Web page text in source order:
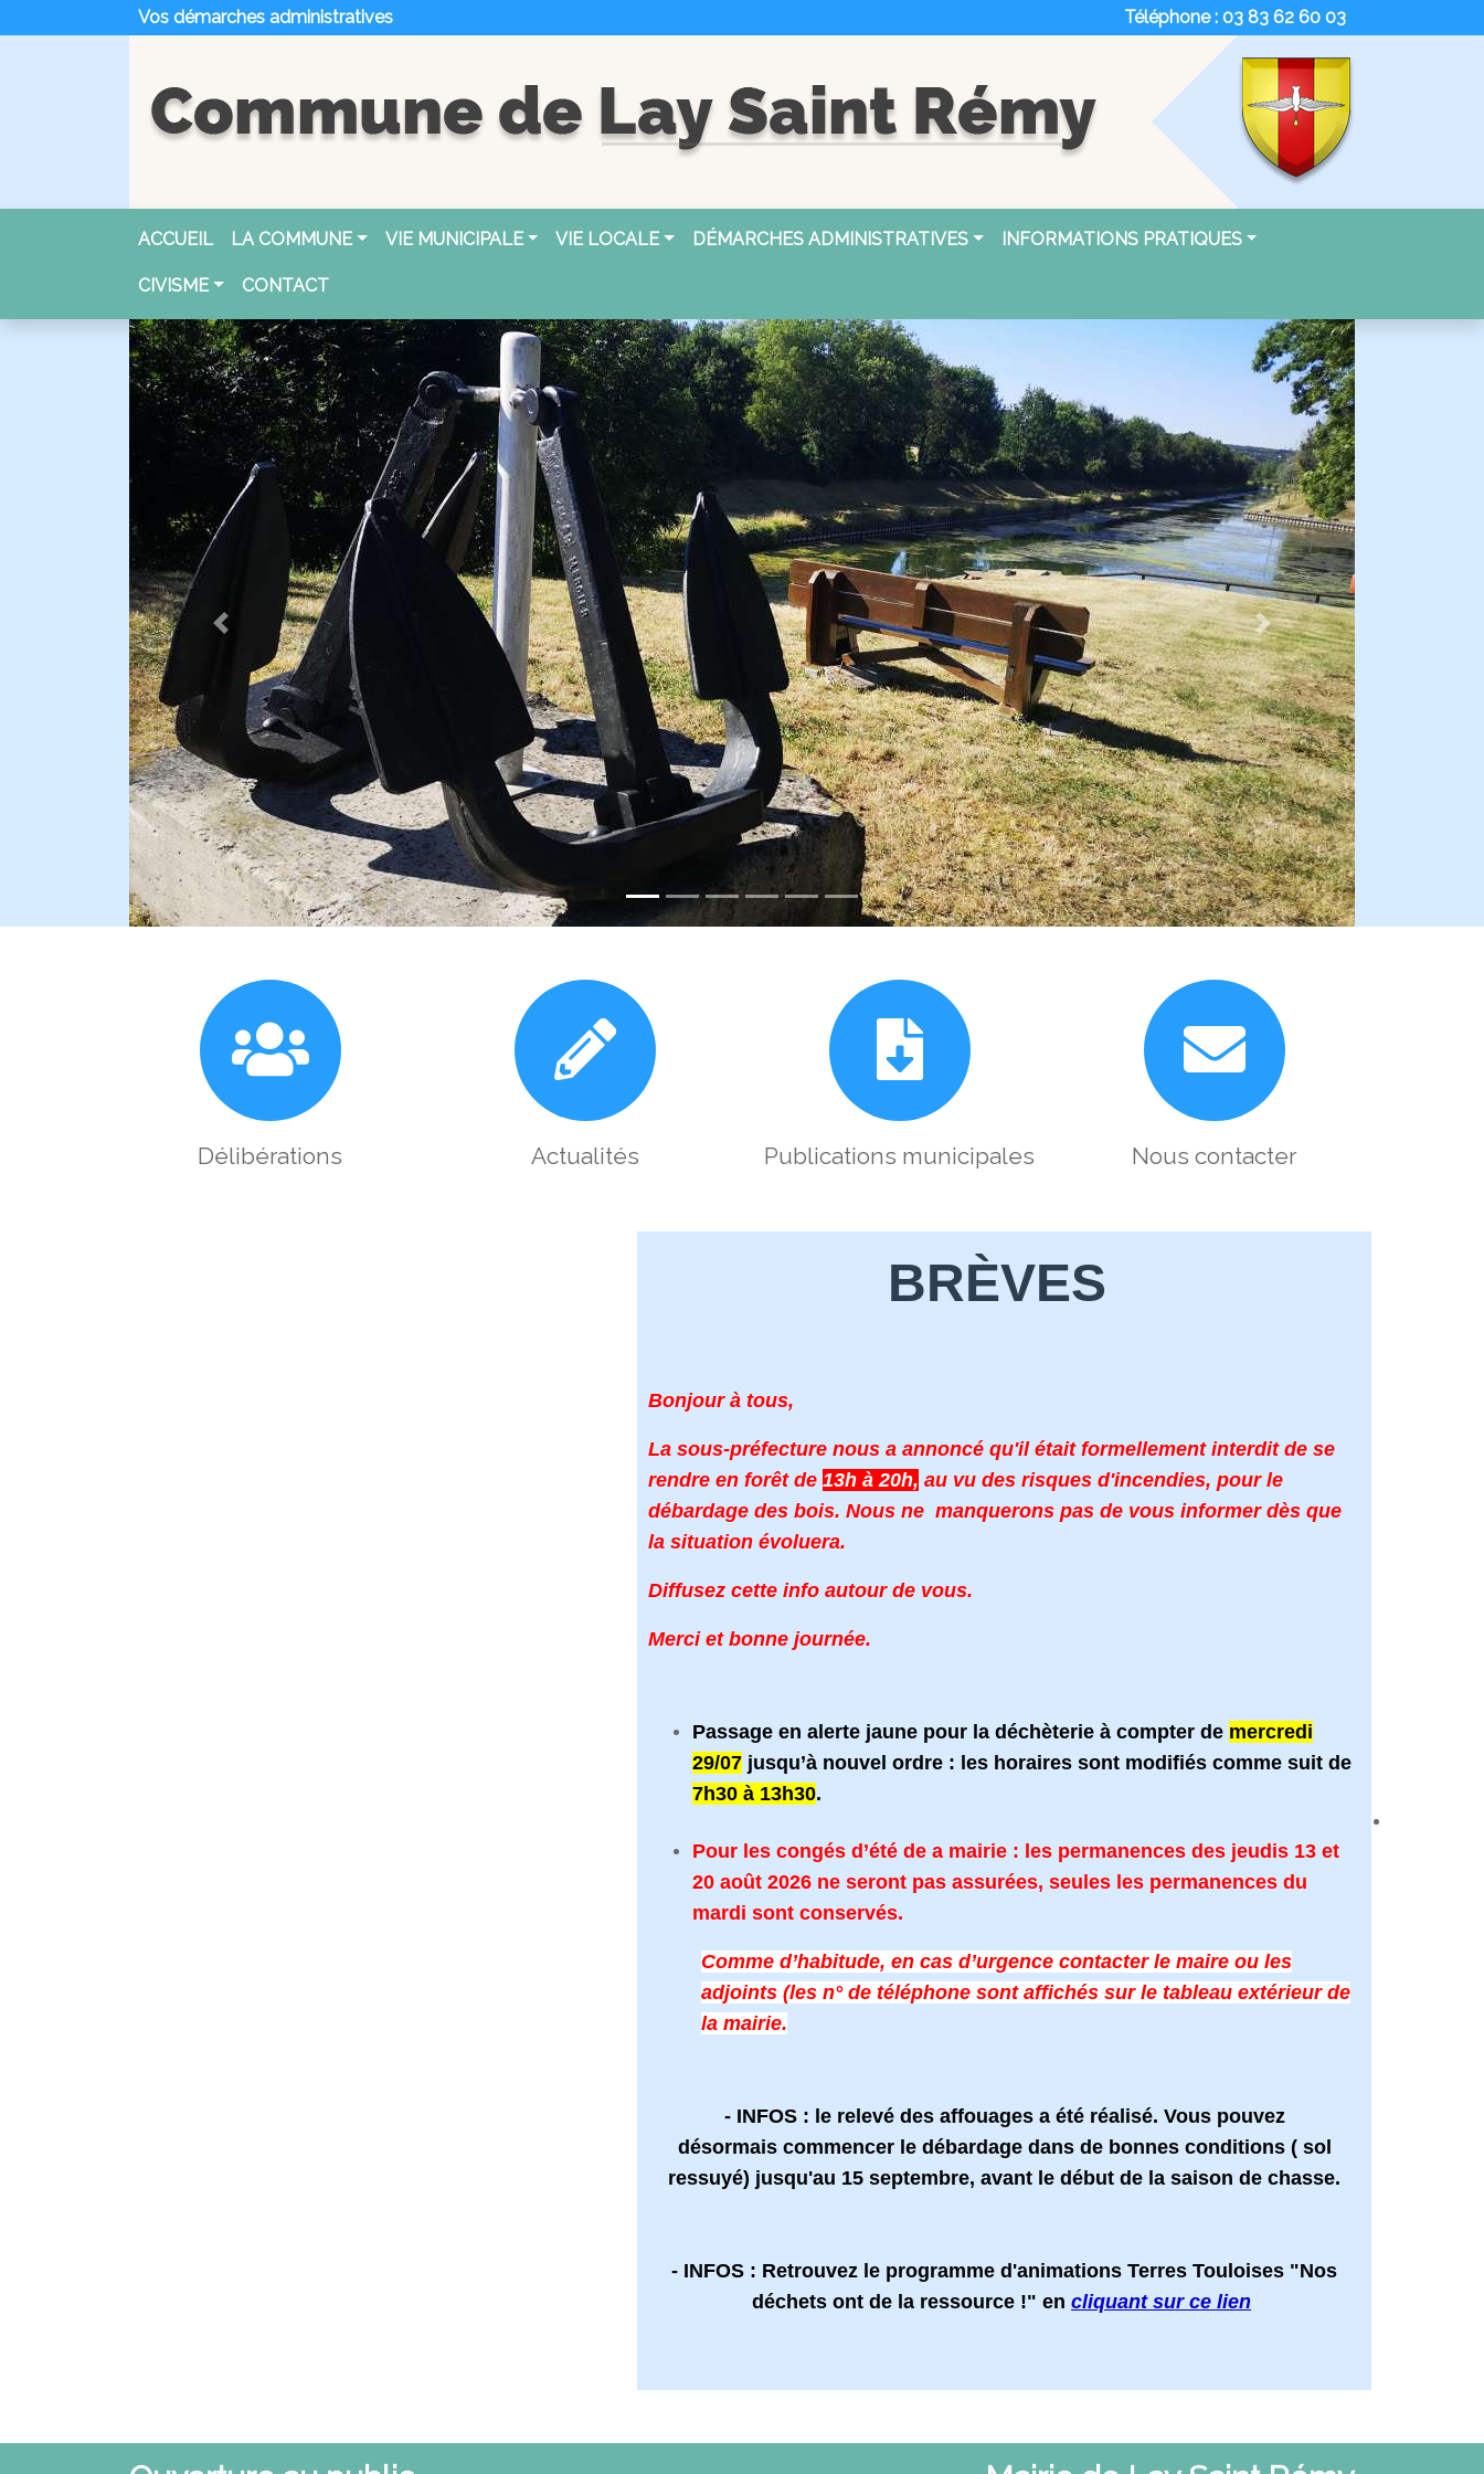
Vos démarches administratives Téléphone : 03 83 62 60 03
ACCUEIL LA COMMUNE VIE MUNICIPALE VIE LOCALE DÉMARCHES ADMINISTRATIVES INFORMATIONS PRATIQUES
CIVISME CONTACT
Pécédent Suivant
Délibérations Actualités Publications municipales Nous contacter
BRÈVES
Bonjour à tous,
La sous-préfecture nous a annoncé qu'il était formellement interdit de se
rendre en forêt de 13h à 20h, au vu des risques d'incendies, pour le
débardage des bois. Nous ne manquerons pas de vous informer dès que
la situation évoluera.
Diffusez cette info autour de vous.
Merci et bonne journée.
Passage en alerte jaune pour la déchèterie à compter de mercredi
29/07 jusqu’à nouvel ordre : les horaires sont modifiés comme suit de
7h30 à 13h30.
Pour les congés d’été de a mairie : les permanences des jeudis 13 et
20 août 2026 ne seront pas assurées, seules les permanences du
mardi sont conservés.
Comme d’habitude, en cas d’urgence contacter le maire ou les
adjoints (les n° de téléphone sont affichés sur le tableau extérieur de
la mairie.
- INFOS : le relevé des affouages a été réalisé. Vous pouvez
désormais commencer le débardage dans de bonnes conditions ( sol
ressuyé) jusqu'au 15 septembre, avant le début de la saison de chasse.
- INFOS : Retrouvez le programme d'animations Terres Touloises "Nos
déchets ont de la ressource !" en cliquant sur ce lien